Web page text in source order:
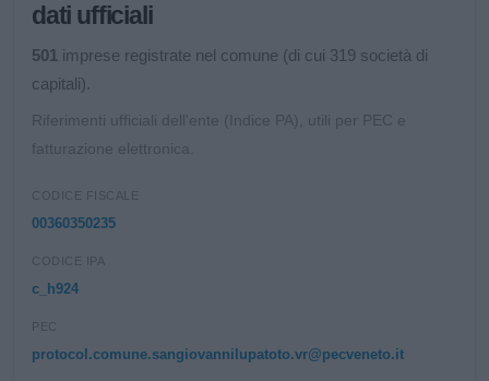
dati ufficiali
501 imprese registrate nel comune (di cui 319 società di
capitali).
Riferimenti ufficiali dell'ente (Indice PA), utili per PEC e
fatturazione elettronica.
CODICE FISCALE
00360350235
CODICE IPA
c_h924
PEC
protocol.comune.sangiovannilupatoto.vr@pecveneto.it